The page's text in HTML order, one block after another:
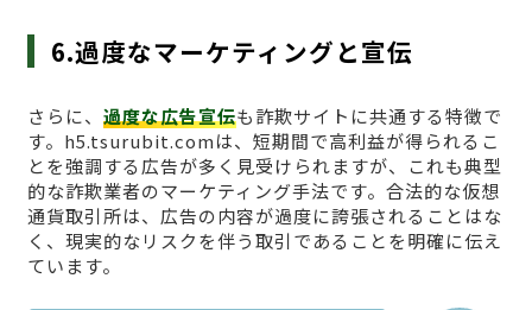
6.過度なマーケティングと宣伝
さらに、 過度な広告宣伝も詐欺サイトに共通する特徴で
す。h5.tsurubit.comは、短期間で高利益が得られるこ
とを強調する広告が多く見受けられますが、これも典型
的な詐欺業者のマーケティング手法です。合法的な仮想
通貨取引所は、広告の内容が過度に誇張されることはな
く、現実的なリスクを伴う取引であることを明確に伝え
ています。